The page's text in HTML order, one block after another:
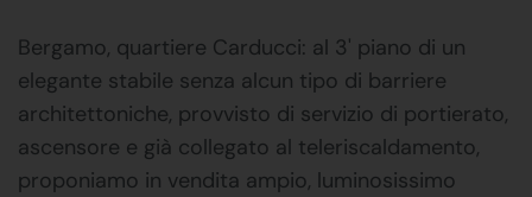
Bergamo, quartiere Carducci: al 3' piano di un
elegante stabile senza alcun tipo di barriere
architettoniche, provvisto di servizio di portierato,
ascensore e già collegato al teleriscaldamento,
proponiamo in vendita ampio, luminosissimo